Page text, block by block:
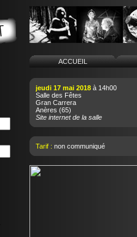
ACCUEIL
jeudi 17 mai 2018à 14h00
Salle des Fêtes
Gran Carrera
Anères (65)
Site internet de la salle
Tarif : non communiqué